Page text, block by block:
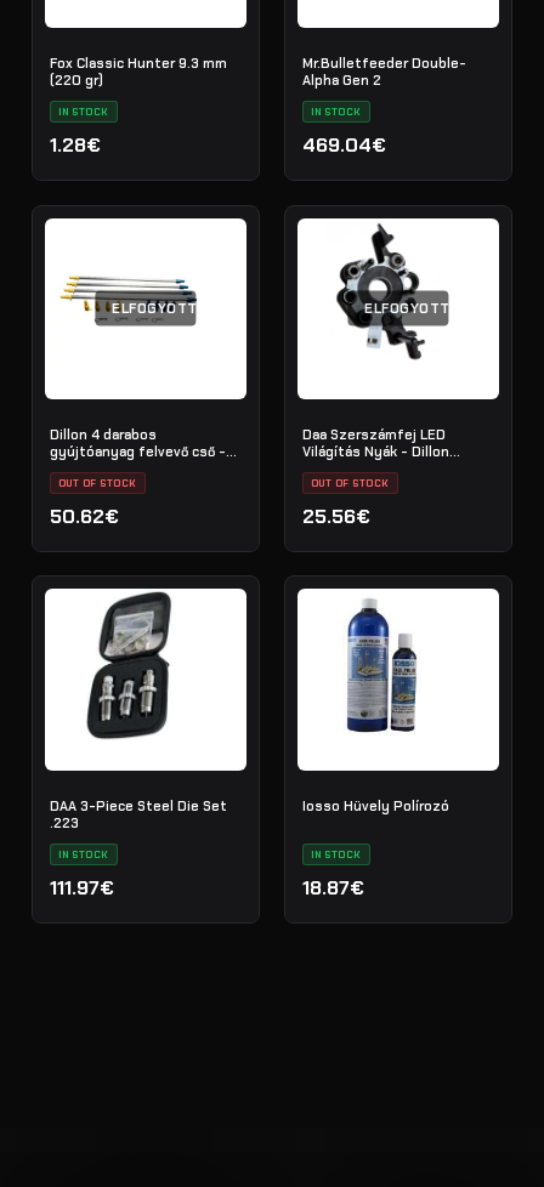
Fox Classic Hunter 9.3 mm
(220 gr)
IN STOCK
1.28€
Mr.Bulletfeeder Double-
Alpha Gen 2
IN STOCK
469.04€
ELFOGYOTT
Dillon 4 darabos
gyújtóanyag felvevő cső -
kis gyújtó
OUT OF STOCK
50.62€
ELFOGYOTT
Daa Szerszámfej LED
Világítás Nyák - Dillon
1050/1100
OUT OF STOCK
25.56€
DAA 3-Piece Steel Die Set
.223
IN STOCK
111.97€
Iosso Hüvely Polírozó
IN STOCK
18.87€